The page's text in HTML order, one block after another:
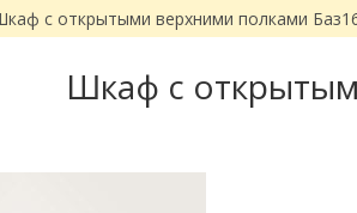
с открытыми верхними полками
Шкаф с